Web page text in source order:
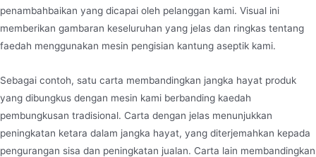
penambahbaikan yang dicapai oleh pelanggan kami. Visual ini
memberikan gambaran keseluruhan yang jelas dan ringkas tentang
faedah menggunakan mesin pengisian kantung aseptik kami.
Sebagai contoh, satu carta membandingkan jangka hayat produk
yang dibungkus dengan mesin kami berbanding kaedah
pembungkusan tradisional. Carta dengan jelas menunjukkan
peningkatan ketara dalam jangka hayat, yang diterjemahkan kepada
pengurangan sisa dan peningkatan jualan. Carta lain membandingkan